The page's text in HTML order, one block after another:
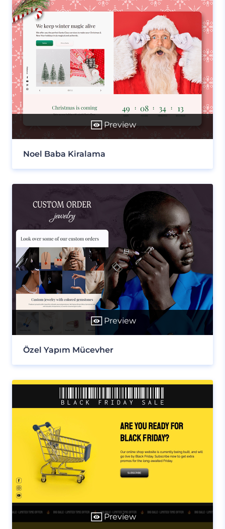
Preview
Noel Baba Kiralama
Preview
Özel Yapım Mücevher
Preview